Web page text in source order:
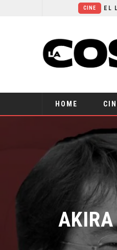
HOME